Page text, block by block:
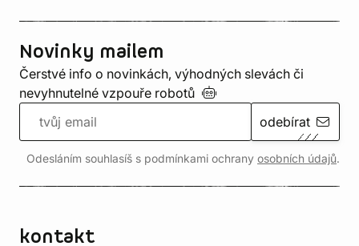
Novinky mailem
Čerstvé info o novinkách, výhodných slevách či
nevyhnutelné vzpouře robotů
odebírat
Odesláním souhlasíš s podmínkami ochrany osobních údajů.
kontakt